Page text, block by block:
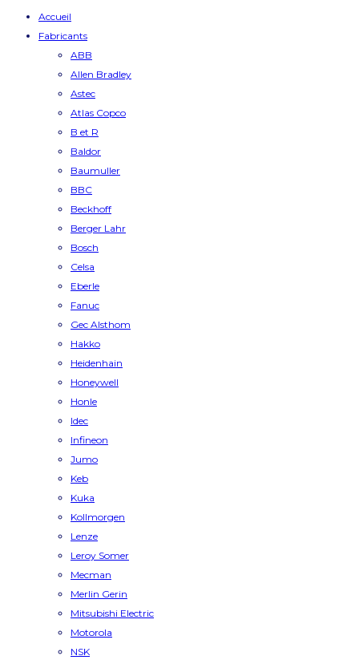
Accueil
Fabricants
ABB
Allen Bradley
Astec
Atlas Copco
B et R
Baldor
Baumuller
BBC
Beckhoff
Berger Lahr
Bosch
Celsa
Eberle
Fanuc
Gec Alsthom
Hakko
Heidenhain
Honeywell
Honle
Idec
Infineon
Jumo
Keb
Kuka
Kollmorgen
Lenze
Leroy Somer
Mecman
Merlin Gerin
Mitsubishi Electric
Motorola
NSK